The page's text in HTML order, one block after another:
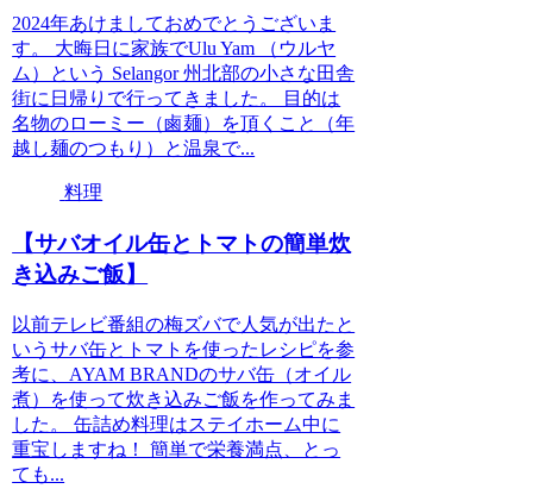
2024年あけましておめでとうございま
す。 大晦日に家族でUlu Yam （ウルヤ
ム）という Selangor 州北部の小さな田舎
街に日帰りで行ってきました。 目的は
名物のローミー（鹵麺）を頂くこと（年
越し麺のつもり）と温泉で...
料理
【サバオイル缶とトマトの簡単炊
き込みご飯】
以前テレビ番組の梅ズバで人気が出たと
いうサバ缶とトマトを使ったレシピを参
考に、AYAM BRANDのサバ缶（オイル
煮）を使って炊き込みご飯を作ってみま
した。 缶詰め料理はステイホーム中に
重宝しますね！ 簡単で栄養満点、とっ
ても...